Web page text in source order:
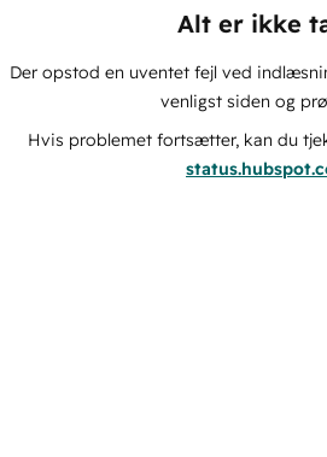
Alt er ikke
Der opstod en uventet fejl ved
venligst siden og
Hvis problemet fortsætter, kan du